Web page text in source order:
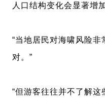
人口结构变化会显著增
“当地居民对海啸风险
对。”
“但游客往往并不了解这